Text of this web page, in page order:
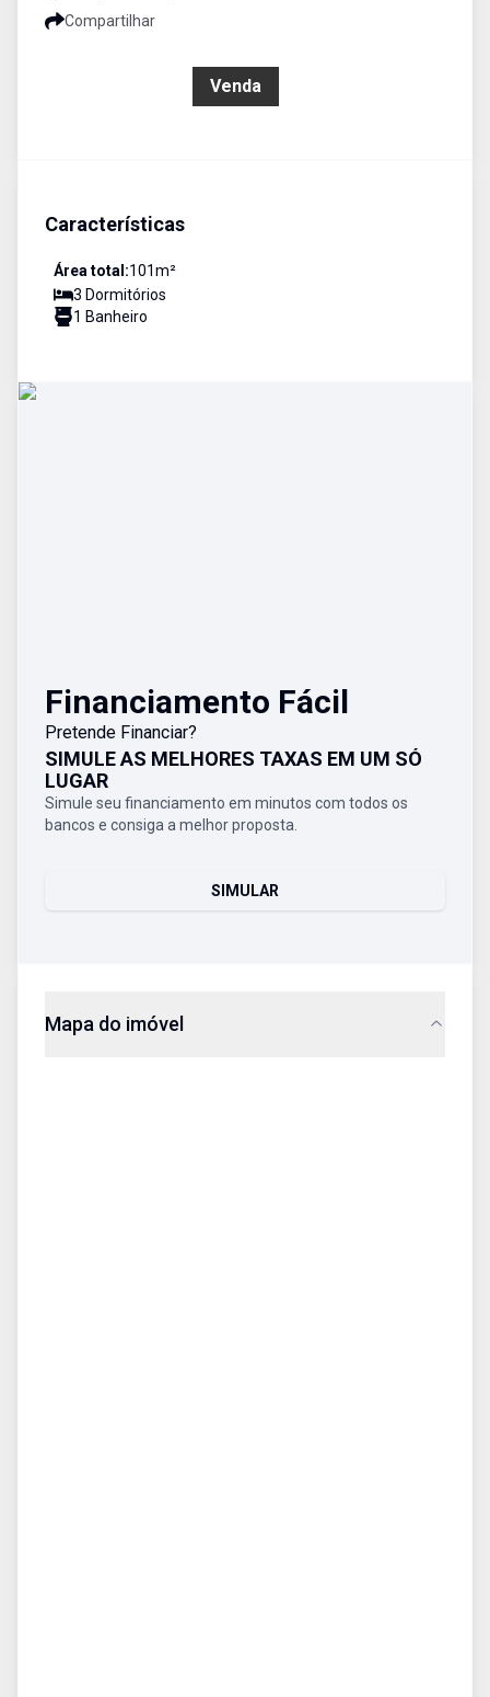
Compartilhar
Venda
Características
Área total:101m²
3 Dormitórios
1 Banheiro
Financiamento Fácil
Pretende Financiar?
SIMULE AS MELHORES TAXAS EM UM SÓ
LUGAR
Simule seu financiamento em minutos com todos os
bancos e consiga a melhor proposta.
SIMULAR
Mapa do imóvel